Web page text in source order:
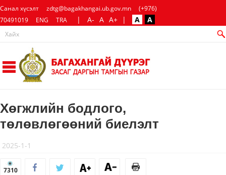
Санал хүсэлт zdtg@bagakhangai.ub.gov.mn
(+976)
70491019
ENG TRA | A- A A+ | A A
Хөгжлийн бодлого,
төлөвлөгөөний биелэлт
2025-1-1
7310